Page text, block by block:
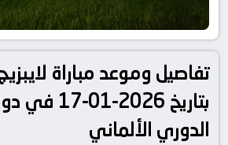
تفاصيل وموعد مباراة
بتاريخ 2026-
الدوري الألماني